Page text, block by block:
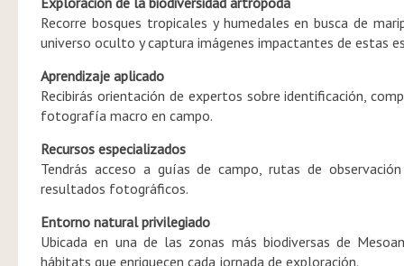
Recorre bosques tropicales y humedales en busca de
universo oculto y captura imágenes impactantes de estas
Aprendizaje aplicado
Recibirás orientación de expertos sobre identificación,
fotografía macro en campo.
Recursos especializados
Tendrás acceso a guías de campo, rutas de
resultados fotográficos.
Entorno natural privilegiado
Ubicada en una de las zonas más biodiversas de
hábitats que enriquecen cada jornada de exploración.